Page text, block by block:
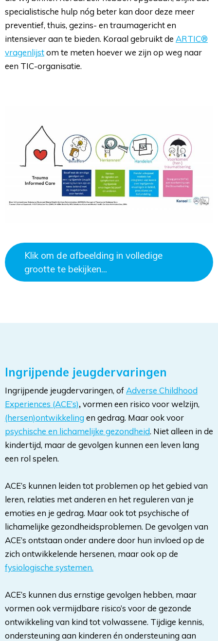
specialistische hulp nóg beter kan door deze meer
preventief, thuis, gezins- en traumagericht en
intensiever aan te bieden. Koraal gebruikt de ARTIC®
vragenlijstom te meten hoever we zijn op weg naar
een TIC-organisatie.
Klik om de afbeelding in volledige
grootte te bekijken...
Ingrijpende jeugdervaringen
Ingrijpende jeugdervaringen, of Adverse Childhood
Experiences (ACE’s),vormen een risico voor welzijn,
(hersen)ontwikkeling en gedrag. Maar ook voor
psychische en lichamelijke gezondheid. Niet alleen in de
kindertijd, maar de gevolgen kunnen een leven lang
een rol spelen.
ACE’s kunnen leiden tot problemen op het gebied van
leren, relaties met anderen en het reguleren van je
emoties en je gedrag. Maar ook tot psychische of
lichamelijke gezondheidsproblemen. De gevolgen van
ACE’s ontstaan onder andere door hun invloed op de
zich ontwikkelende hersenen, maar ook op de
fysiologische systemen.
ACE’s kunnen dus ernstige gevolgen hebben, maar
vormen ook vermijdbare risico’s voor de gezonde
ontwikkeling van kind tot volwassene. Tijdige kennis,
ondersteuning aan kinderen én ondersteuning aan